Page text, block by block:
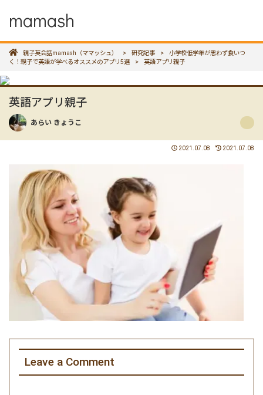
mamash
親子英会話mamash（ママッシュ） > 研究記事 >
小学校低学年が思わず食いつ
く！親子で英語が学べるオススメのアプリ5選
> 英語アプリ親子
英語アプリ親子
あらい きょうこ
2021.07.08 2021.07.08
Leave a Comment